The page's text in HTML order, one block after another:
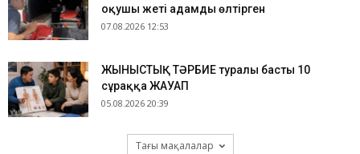
оқушы жеті адамды өлтірген
07.08.2026 12:53
ЖЫНЫСТЫҚ ТӘРБИЕ туралы басты 10
сұраққа ЖАУАП
05.08.2026 20:39
Тағы мақалалар